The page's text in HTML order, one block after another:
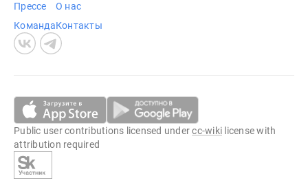
Прессе
Команда
О нас
Контакты
Public user contributions licensed undercc-wiki license with
attribution required